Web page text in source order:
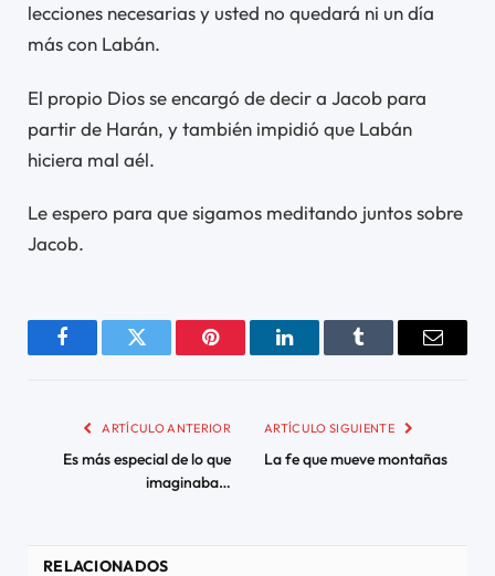
lecciones necesarias y usted no quedará ni un día
más con Labán.
El propio Dios se encargó de decir a Jacob para
partir de Harán, y también impidió que Labán
hiciera mal aél.
Le espero para que sigamos meditando juntos sobre
Jacob.
FacebookTwitter Pinterest LinkedInTumblr Email
ARTÍCULO ANTERIOR
Es más especial de lo que
imaginaba…
ARTÍCULO SIGUIENTE
La fe que mueve montañas
RELACIONADOS